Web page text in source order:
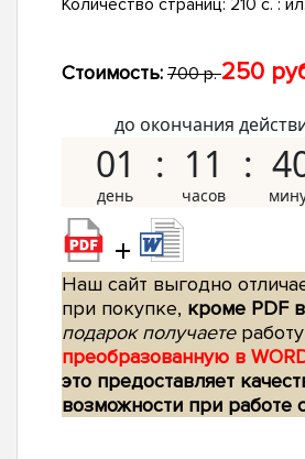
Количество страниц: 210 с. : ил.
Стоимость: 700 р.250
до окончания
01 11
+
Наш сайт выгодно
при покупке, кроме PDF
подарок получаетеработу
преобразованную в
это предоставляет
возможности при работе